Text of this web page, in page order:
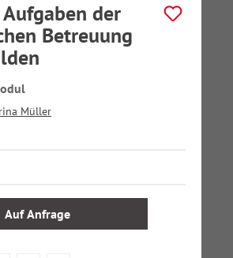
der
Betreuung
Müller
Auf Anfrage